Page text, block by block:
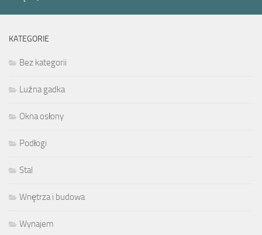
KATEGORIE
Bez kategorii
Luźna gadka
Okna osłony
Podłogi
Stal
Wnętrza i budowa
Wynajem